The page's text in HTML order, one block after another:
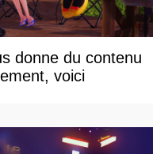
donne du contenu
voici